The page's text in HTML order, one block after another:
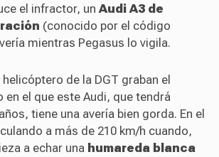
el infractor, unAudi A3 de
(conocido por el código
mientras Pegasus lo vigila.
de la DGT graban el
el que este Audi, que tendrá
tiene una avería bien gorda. En el
a más de 210 km/h cuando,
a echar una humareda blanca